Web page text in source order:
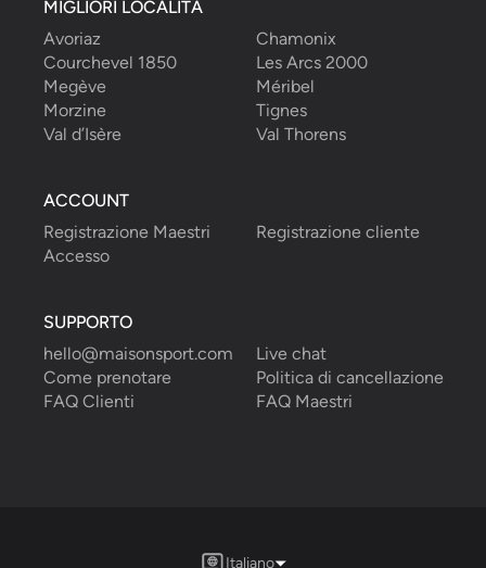
MIGLIORI LOCALITÀ
Avoriaz
Chamonix
Courchevel 1850
Les Arcs 2000
Megève
Méribel
Morzine
Tignes
Val d’Isère
Val Thorens
ACCOUNT
Registrazione Maestri
Registrazione cliente
Accesso
SUPPORTO
hello@maisonsport.com
Live chat
Come prenotare
Politica di cancellazione
FAQ Clienti
FAQ Maestri
Italiano